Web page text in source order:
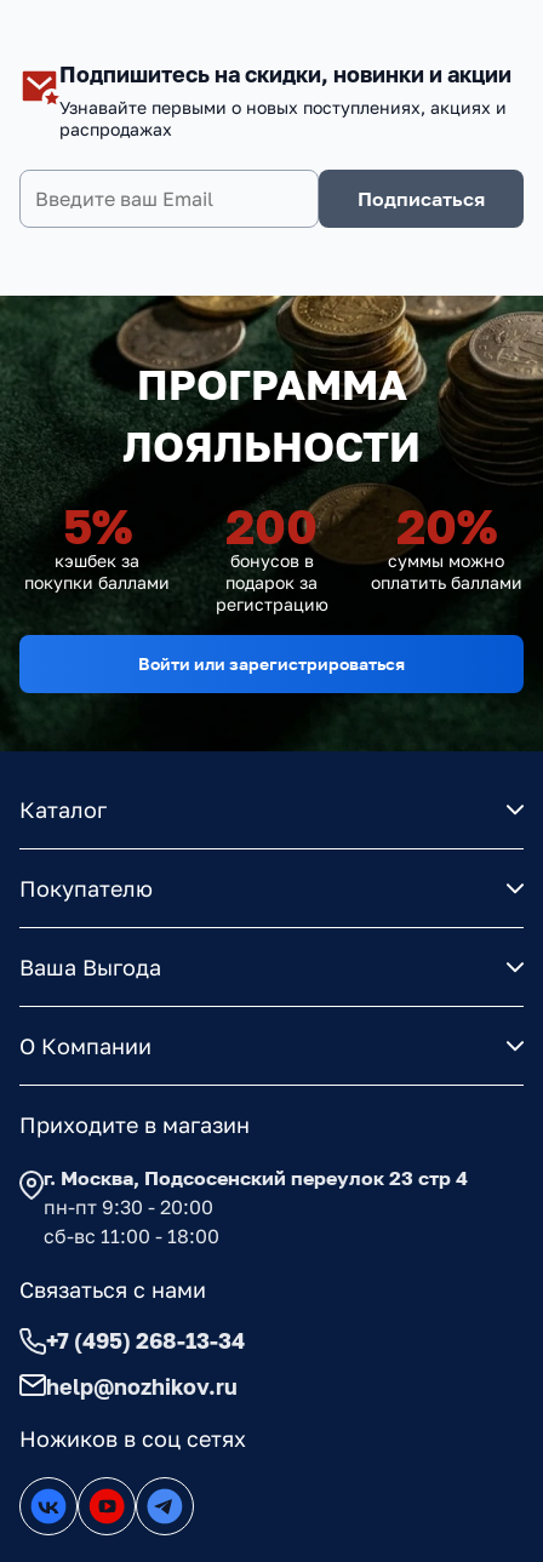
Подпишитесь на скидки, новинки и акции
Узнавайте первыми о новых поступлениях, акциях и
распродажах
Подписаться
ПРОГРАММА
ЛОЯЛЬНОСТИ
5%
кэшбек за
покупки баллами
200
бонусов в
подарок за
регистрацию
20%
суммы можно
оплатить баллами
Войти или зарегистрироваться
Каталог
Покупателю
Ваша Выгода
О Компании
Ножиков в соц сетях
Приходите в магазин
г. Москва, Подсосенский переулок 23 стр 4
пн-пт 9:30 - 20:00
сб-вс 11:00 - 18:00
Связаться с нами
+7 (495) 268-13-34
help@nozhikov.ru